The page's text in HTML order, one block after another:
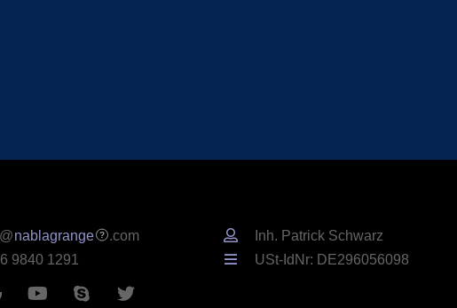
nablagrange
.com
9840 1291
Inh. Patrick Schwarz
USt-IdNr: DE296056098